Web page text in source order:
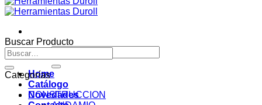
Buscar
por:
Home
Catálogo
Novedades
Buscar Producto
Buscar
por:
Categorías
CONSTRUCCION